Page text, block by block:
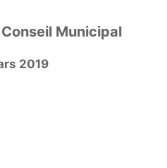
Municipal
2019